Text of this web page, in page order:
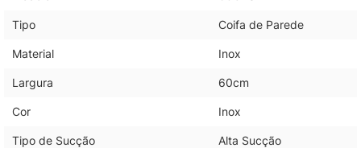
Tipo Coifa de Parede
Material Inox
Largura 60cm
Cor Inox
Tipo de Sucção Alta Sucção